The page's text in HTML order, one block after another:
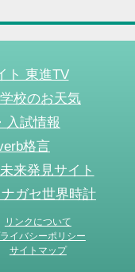
ト 東進TV
校のお天気
入試情報
格言
来発見サイト
ガセ世界時計
リンクについて
イバシーポリシー
サイトマップ